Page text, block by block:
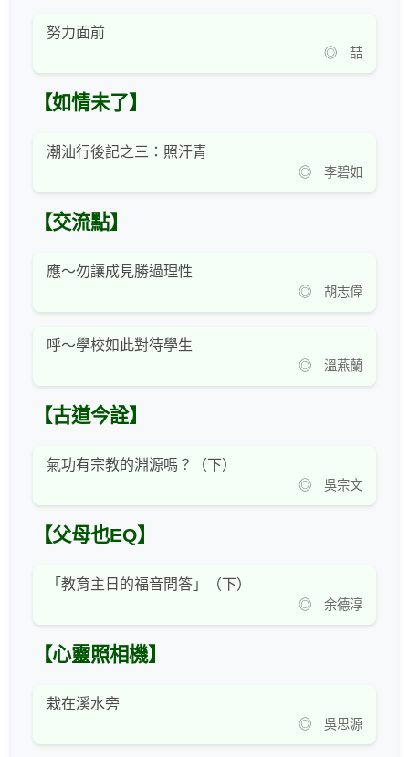
努力面前
◎ 喆
【如情未了】
潮汕行後記之三：照汗青
◎ 李碧如
【交流點】
應～勿讓成見勝過理性
◎ 胡志偉
呼～學校如此對待學生
◎ 溫燕蘭
【古道今詮】
氣功有宗教的淵源嗎？（下）
◎ 吳宗文
【父母也EQ】
「教育主日的福音問答」（下）
◎ 余德淳
【心靈照相機】
栽在溪水旁
◎ 吳思源